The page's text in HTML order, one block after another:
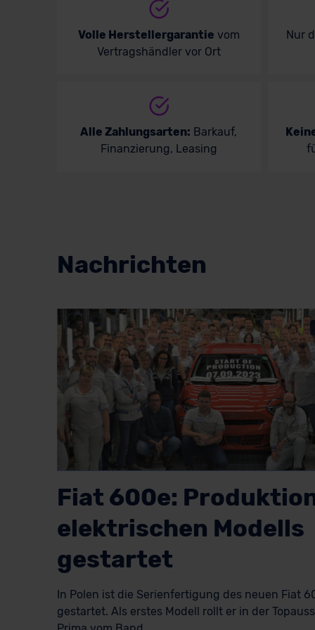
Volle Herstellergarantie vom
Vertragshändler vor Ort
Nur
Alle Zahlungsarten: Barkauf,
Finanzierung, Leasing
Nachrichten
Fiat 600e:
elektrischen Modells
gestartet
In Polen ist die Serienfertigung des neuen Fiat
gestartet. Als erstes Modell rollt er in der